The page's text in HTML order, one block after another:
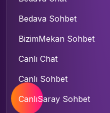
Bedava Sohbet
BizimMekan Sohbet
Canlı Chat
Canlı Sohbet
CanlıSaray Sohbet